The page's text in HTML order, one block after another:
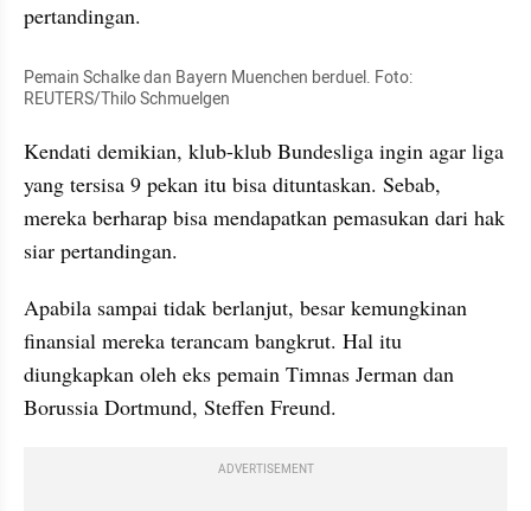
pertandingan.
Pemain Schalke dan Bayern Muenchen berduel. Foto:
REUTERS/Thilo Schmuelgen
Kendati demikian, klub-klub Bundesliga ingin agar liga
yang tersisa 9 pekan itu bisa dituntaskan. Sebab,
mereka berharap bisa mendapatkan pemasukan dari hak
siar pertandingan.
Apabila sampai tidak berlanjut, besar kemungkinan
finansial mereka terancam bangkrut. Hal itu
diungkapkan oleh eks pemain Timnas Jerman dan
Borussia Dortmund, Steffen Freund.
ADVERTISEMENT